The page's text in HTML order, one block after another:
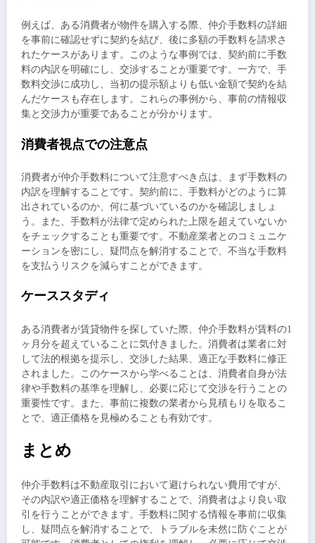
例えば、ある消費者が物件を購入する際、仲介手数料の詳細
を事前に確認せずに契約を結び、後に多額の手数料を請求さ
れたケースがあります。このような事例では、契約前に手数
料の内訳を明確にし、交渉することが重要です。一方で、手
数料交渉に成功し、当初の提示額よりも低い金額で契約を結
んだケースも存在します。これらの事例から、事前の情報収
集と交渉力が重要であることが分かります。
消費者視点での注意点
消費者が仲介手数料について注意すべき点は、まず手数料の
内訳を理解することです。契約前に、手数料がどのように算
出されているのか、何に基づいているのかを確認しましょ
う。また、手数料が法律で定められた上限を超えていないか
をチェックすることも重要です。不動産業者とのコミュニケ
ーションを密にし、疑問点を解消することで、不当な手数料
を支払うリスクを減らすことができます。
ケーススタディ
ある消費者が賃貸物件を探していた際、仲介手数料が賃料の1
ヶ月分を超えていることに気付きました。消費者は業者に対
して法的根拠を提示し、交渉した結果、適正な手数料に修正
されました。このケースから学べることは、消費者自身が法
律や手数料の基準を理解し、必要に応じて交渉を行うことの
重要性です。また、事前に複数の業者から見積もりを取るこ
とで、適正価格を見極めることも有効です。
まとめ
仲介手数料は不動産取引において避けられない費用ですが、
その内訳や適正価格を理解することで、消費者はより良い取
引を行うことができます。手数料に関する情報を事前に収集
し、疑問点を解消することで、トラブルを未然に防ぐことが